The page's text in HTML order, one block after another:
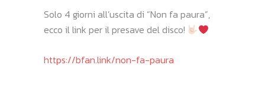
Solo 4 giorni all’uscita di “Non fa paura”,
ecco il link per il presave del disco!
https://bfan.link/non-fa-paura